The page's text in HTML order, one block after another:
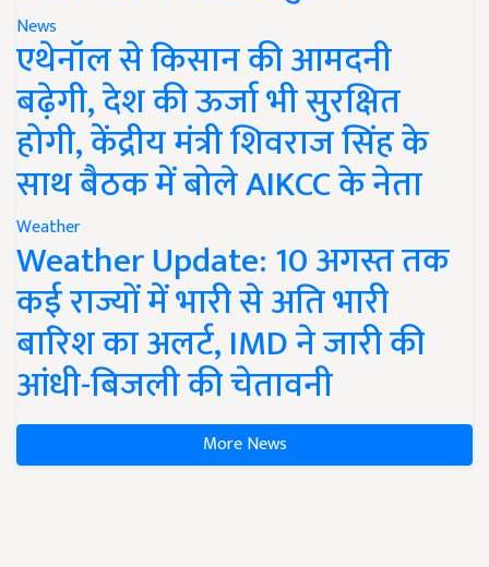
News
एथेनॉल से किसान की आमदनी
बढ़ेगी, देश की ऊर्जा भी सुरक्षित
होगी, केंद्रीय मंत्री शिवराज सिंह के
साथ बैठक में बोले AIKCC के नेता
Weather
Weather Update: 10 अगस्त तक
कई राज्यों में भारी से अति भारी
बारिश का अलर्ट, IMD ने जारी की
आंधी-बिजली की चेतावनी
More News